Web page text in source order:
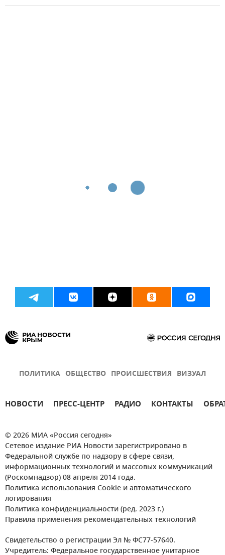
ПОЛИТИКА ОБЩЕСТВО ПРОИСШЕСТВИЯ ВИЗУАЛ
НОВОСТИ ПРЕСС-ЦЕНТР РАДИО КОНТАКТЫ
© 2026 МИА «Россия сегодня»
Сетевое издание РИА Новости зарегистрировано в
Федеральной службе по надзору в сфере связи,
информационных технологий и массовых коммуникаций
(Роскомнадзор) 08 апреля 2014 года.
Политика использования Cookie и автоматического
логирования
Политика конфиденциальности (ред. 2023 г.)
Правила применения рекомендательных технологий
Свидетельство о регистрации Эл № ФС77-57640.
Учредитель: Федеральное государственное унитарное